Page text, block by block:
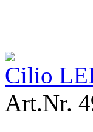
Cilio
Art.Nr.